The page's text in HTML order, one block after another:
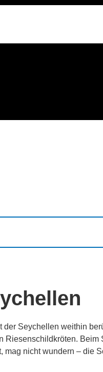
Seychellen weithin
mag nicht wundern – die